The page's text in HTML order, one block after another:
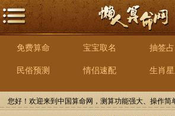
免费算命 宝宝取名 抽签
民俗预测 情侣速配 生肖
您好！欢迎来到中国算命网，测算功能强大、操作简